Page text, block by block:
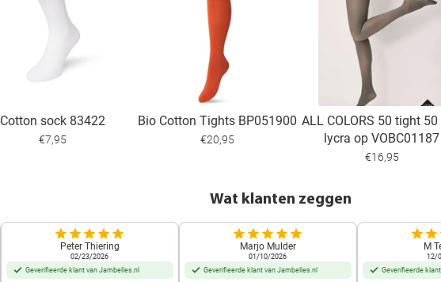
Cotton sock 83422
€7,95
Bio Cotton Tights BP051900
€20,95
ALL COLORS 50 tight 50
lycra op VOBC01187
€16,95
Wat klanten zeggen
Peter Thiering
02/23/2026
Geverifieerde klant van Jambelles.nl
Marjo Mulder
01/10/2026
Geverifieerde klant van Jambelles.nl
M
12/
Geverifieerde